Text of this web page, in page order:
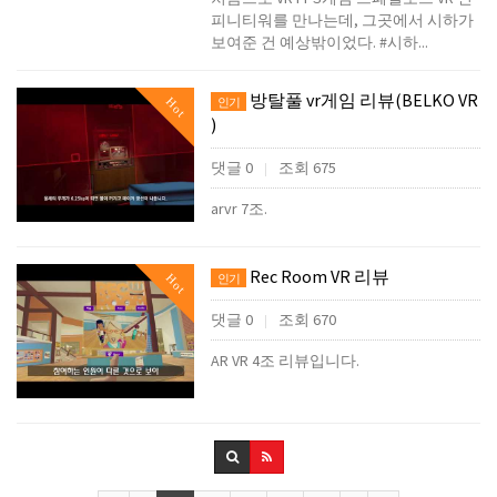
피니티워를 만나는데, 그곳에서 시하가
보여준 건 예상밖이었다. #시하...
Hot 인기
방탈풀 vr게임 리뷰(BELKO VR
)
댓글 0 조회 675
arvr 7조.
Hot 인기 Rec Room VR 리뷰
댓글 0 조회 670
AR VR 4조 리뷰입니다.